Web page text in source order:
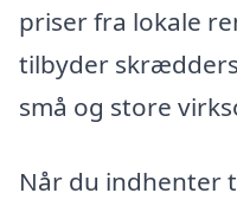
priser fra lokale
tilbyder
små og store
Når du indhenter